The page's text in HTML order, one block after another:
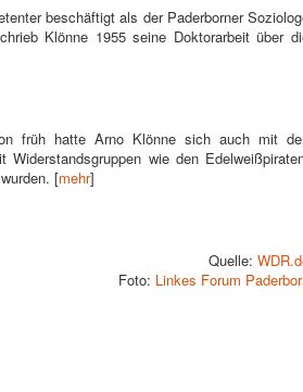
beschäftigt als der Paderborner
Klönne 1955 seine Doktorarbeit über
früh hatte Arno Klönne sich auch mit
wie den
[mehr]
Quelle:
Foto: Linkes Forum